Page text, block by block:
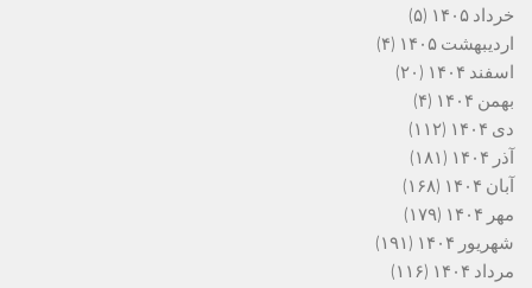
خرداد ۱۴۰۵
(۵)
اردیبهشت ۱۴۰۵
(۴)
اسفند ۱۴۰۴
(۲۰)
بهمن ۱۴۰۴
(۴)
دی ۱۴۰۴
(۱۱۲)
آذر ۱۴۰۴
(۱۸۱)
آبان ۱۴۰۴
(۱۶۸)
مهر ۱۴۰۴
(۱۷۹)
شهریور ۱۴۰۴
(۱۹۱)
مرداد ۱۴۰۴
(۱۱۶)